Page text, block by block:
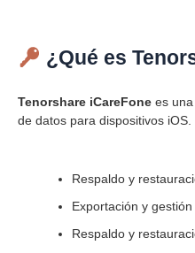
¿Qué es
Tenorshare iCareFone es
de datos para dispositivos
Respaldo y
Exportación y
Respaldo y